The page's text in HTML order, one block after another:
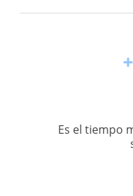
Es el tiempo